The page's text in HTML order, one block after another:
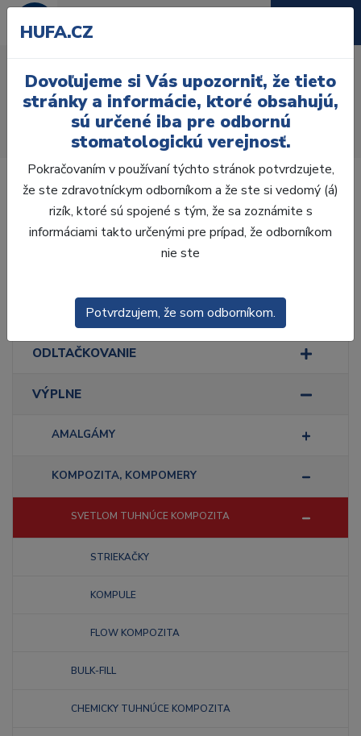
kompozita
Ordinácia Výplne
Kompozita, Kompomery
Svetlom tuhnúce kompozita
Laboratórium, Zub.
Ordinácia
ODLTAČKOVANIE
VÝPLNE
AMALGÁMY
KOMPOZITA, KOMPOMERY
SVETLOM TUHNÚCE KOMPOZITA
STRIEKAČKY
KOMPULE
FLOW KOMPOZITA
BULK-FILL
CHEMICKY TUHNÚCE KOMPOZITA
HUFA.CZ
Dovoľujeme si Vás upozorniť, že tieto
stránky a informácie, ktoré obsahujú,
sú určené iba pre odbornú
stomatologickú verejnosť.
Pokračovaním v používaní týchto stránok potvrdzujete,
že ste zdravotníckym odborníkom a že ste si vedomý (á)
rizík, ktoré sú spojené s tým, že sa zoznámite s
informáciami takto určenými pre prípad, že odborníkom
nie ste
Potvrdzujem, že som odborníkom.